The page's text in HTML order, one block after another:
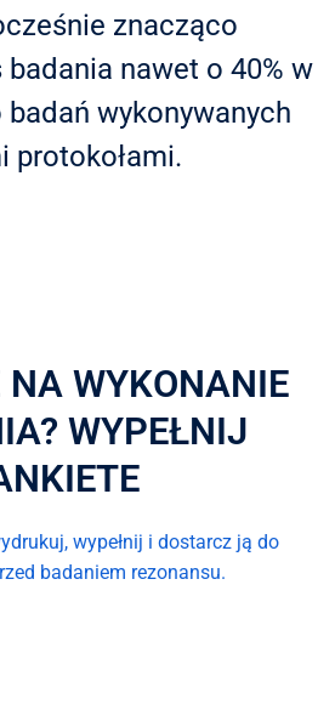
znacząco
nawet o 40% w
wykonywanych
protokołami.
NA WYKONANIE
WYPEŁNIJ
wypełnij i dostarcz ją do
badaniem rezonansu.